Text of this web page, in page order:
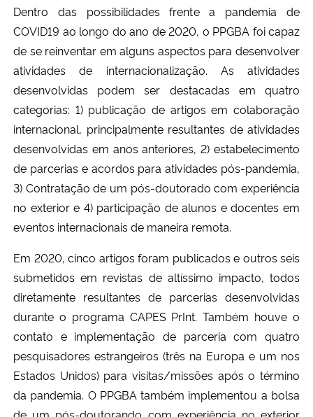
Dentro das possibilidades frente a pandemia de
COVID19 ao longo do ano de 2020, o PPGBA foi capaz
de se reinventar em alguns aspectos para desenvolver
atividades de internacionalização. As atividades
desenvolvidas podem ser destacadas em quatro
categorias: 1) publicação de artigos em colaboração
internacional, principalmente resultantes de atividades
desenvolvidas em anos anteriores, 2) estabelecimento
de parcerias e acordos para atividades pós-pandemia,
3) Contratação de um pós-doutorado com experiência
no exterior e 4) participação de alunos e docentes em
eventos internacionais de maneira remota.
Em 2020, cinco artigos foram publicados e outros seis
submetidos em revistas de altíssimo impacto, todos
diretamente resultantes de parcerias desenvolvidas
durante o programa CAPES PrInt. Também houve o
contato e implementação de parceria com quatro
pesquisadores estrangeiros (três na Europa e um nos
Estados Unidos) para visitas/missões após o término
da pandemia. O PPGBA também implementou a bolsa
de um pós-doutorando com experiência no exterior